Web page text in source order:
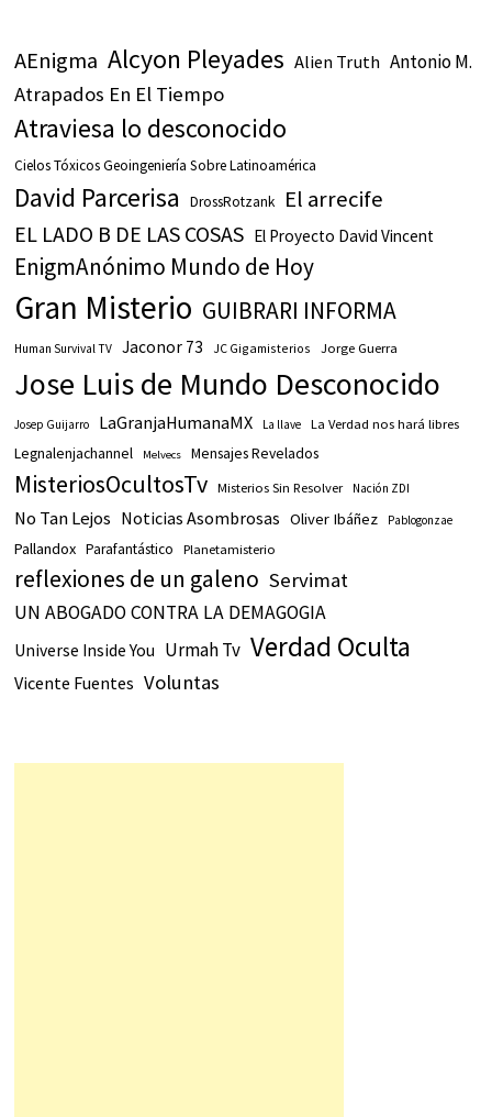
AEnigma Alcyon Pleyades Alien Truth Antonio M.
Atrapados En El Tiempo
Atraviesa lo desconocido
Cielos Tóxicos Geoingeniería Sobre Latinoamérica
David Parcerisa DrossRotzank El arrecife
EL LADO B DE LAS COSAS El Proyecto David Vincent
EnigmAnónimo Mundo de Hoy
Gran Misterio GUIBRARI INFORMA
Human Survival TV Jaconor 73 JC Gigamisterios Jorge Guerra
Jose Luis de Mundo Desconocido
Josep Guijarro LaGranjaHumanaMX La llave La Verdad nos hará libres
Legnalenjachannel Melvecs Mensajes Revelados
MisteriosOcultosTv Misterios Sin Resolver Nación ZDI
No Tan Lejos Noticias Asombrosas Oliver Ibáñez Pablogonzae
Pallandox Parafantástico Planetamisterio
reflexiones de un galeno Servimat
UN ABOGADO CONTRA LA DEMAGOGIA
Universe Inside You Urmah Tv Verdad Oculta
Vicente Fuentes Voluntas